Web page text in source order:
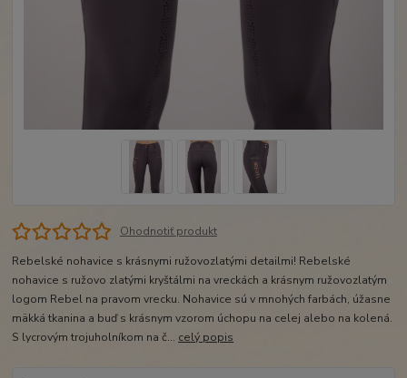
Ohodnotiť produkt
Rebelské nohavice s krásnymi ružovozlatými detailmi! Rebelské
nohavice s ružovo zlatými kryštálmi na vreckách a krásnym ružovozlatým
logom Rebel na pravom vrecku. Nohavice sú v mnohých farbách, úžasne
mäkká tkanina a buď s krásnym vzorom úchopu na celej alebo na kolená.
S lycrovým trojuholníkom na č... celý popis